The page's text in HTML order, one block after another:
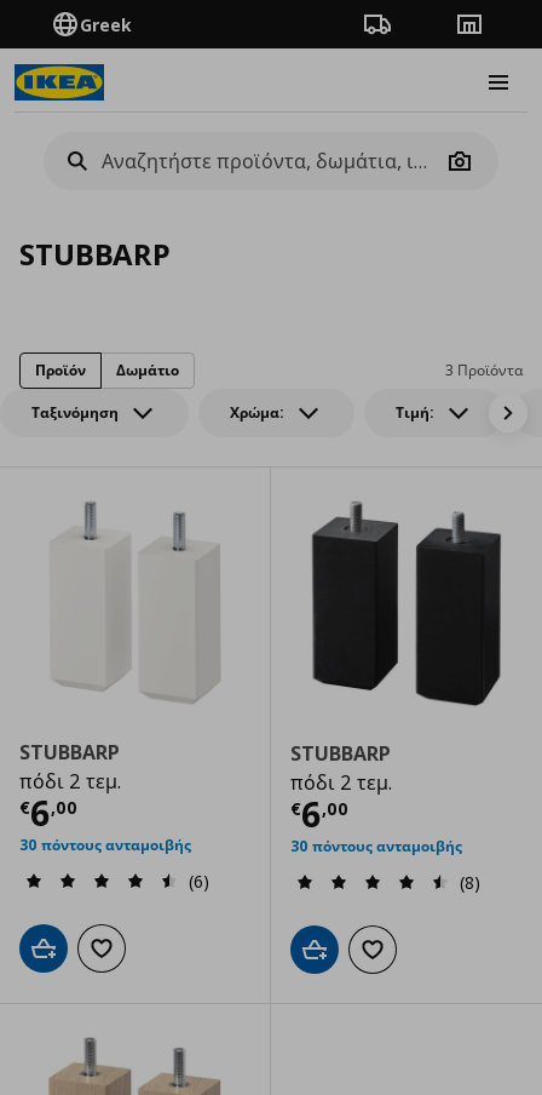
Greek Πορεία παραγγελίας
Camera
STUBBARP
Ταξινόμηση Χρώμα: Τιμή:
3 Προϊόντα
Προϊόν Δωμάτιο
STUBBARP
πόδι 2 τεμ.
€6,00
Τρέχουσα τιμή € 6,00
30 πόντους ανταμοιβής
(6)
Προσθήκη στο καλάθι
Προσθήκη στα αγαπημένα
STUBBARP
πόδι 2 τεμ.
€6,00
Τρέχουσα
30 πόντους ανταμοιβής
(8)
Προσθήκη στο καλάθι
Προσθήκη στα